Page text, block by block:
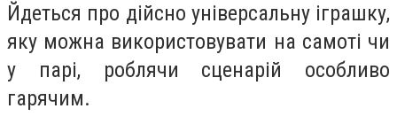
Йдеться про дійсно універсальну іграшку,
яку можна використовувати на самоті чи
у парі, роблячи сценарій особливо
гарячим.